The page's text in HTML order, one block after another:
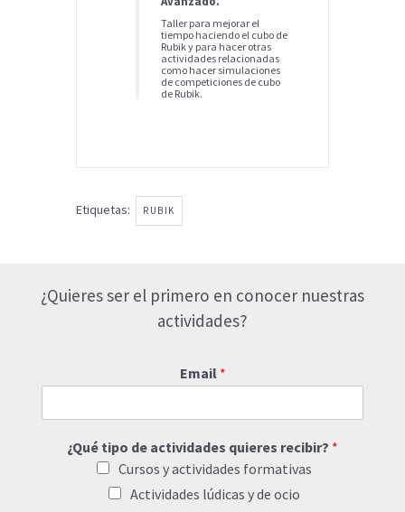
Taller para mejorar el
tiempo haciendo el cubo de
Rubik y para hacer otras
actividades relacionadas
como hacer simulaciones
de competiciones de cubo
de Rubik.
Etiquetas: RUBIK
¿Quieres ser el primero en conocer nuestras
actividades?
Email *
¿Qué tipo de actividades quieres recibir? *
Cursos y actividades formativas
Actividades lúdicas y de ocio